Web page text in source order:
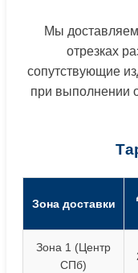
Мы
отрезках
сопутствующие
при выполнении
Зона доставки
Зона 1 (Центр
СПб)